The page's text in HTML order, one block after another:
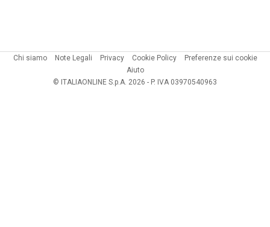
Chi siamo Note Legali Privacy Cookie Policy
Preferenze sui cookie
Aiuto
© ITALIAONLINE S.p.A. 2026 - P. IVA 03970540963